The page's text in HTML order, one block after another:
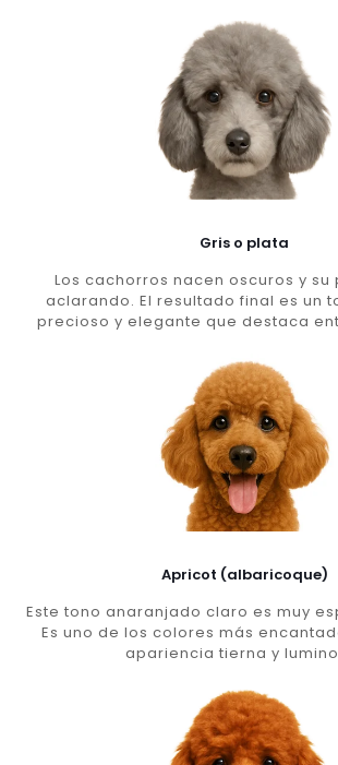
Gris o plata
Los cachorros nacen oscuros y su
aclarando. El resultado final es un
precioso y elegante que destaca
Apricot (albaricoque)
Este tono anaranjado claro es muy
Es uno de los colores más
apariencia tierna y